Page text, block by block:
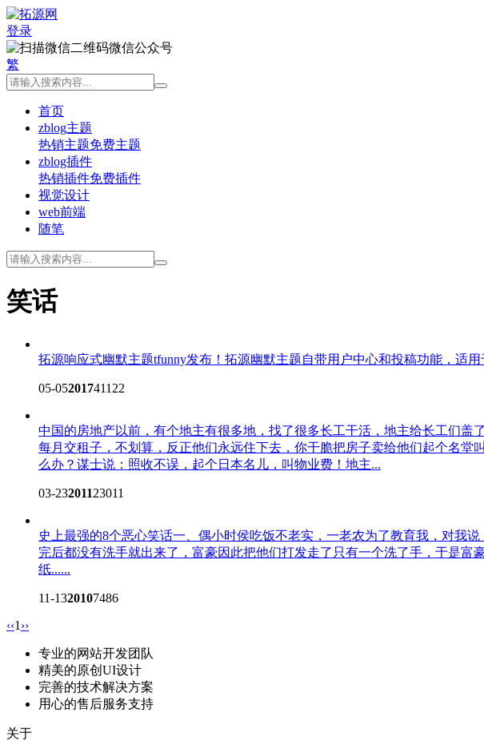
登录
微信公众号
繁
首页
zblog主题
热销主题免费主题
zblog插件
热销插件免费插件
视觉设计
web前端
随笔
笑话
拓源响应式幽默主题tfunny发布！ 拓源幽默主题自带用户中心和投稿功能，适
05-05201741122
中国的房地产以前，有个地主有很多地，找了很多长工干活，地主给长工们盖
每月交租子，不划算，反正他们永远住下去，你干脆把房子卖给他们起个名
么办？谋士说：照收不误，起个日本名儿，叫物业费！地主...
03-23201123011
史上最强的8个恶心笑话一、偶小时侯吃饭不老实，一老农为了教育我，对我
完后都没有洗手就出来了，富豪因此把他们打发走了只有一个洗了手，于是
纸......
11-1320107486
‹‹1 ››
专业的网站开发团队
精美的原创UI设计
完善的技术解决方案
用心的售后服务支持
关于